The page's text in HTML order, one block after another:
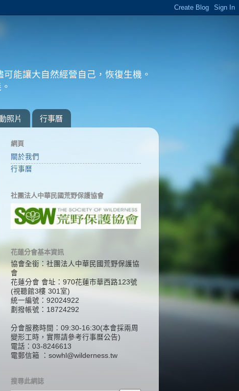
能讓大自然經營自己，恢復生機。
照片 行事曆
網頁
關於我們
行事曆
社團法人中華民國荒野保護協會
花蓮分會基本資訊
協會全銜：社團法人中華民國荒野保護協
會
花蓮分會 會址：970花蓮市華西路123號
(視聽館3樓 301室)
統一編號：92024922
劃撥帳號：18724292
分會服務時間：09:30-16:30(本會採兩周
變形工時，實際請參考行事曆公告)
電話：03-8246613
電郵信箱 ： sowhl@wilderness.tw
搜尋此網誌